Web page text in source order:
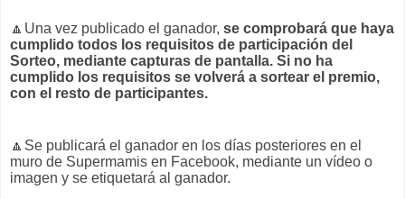
🔼Una vez publicado el ganador, se comprobará que haya
cumplido todos los requisitos de participación del
Sorteo, mediante capturas de pantalla. Si no ha
cumplido los requisitos se volverá a sortear el premio,
con el resto de participantes.
🔼 Se publicará el ganador en los días posteriores en el
muro de Supermamis en Facebook, mediante un vídeo o
imagen y se etiquetará al ganador.